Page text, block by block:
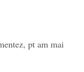
pt am mai